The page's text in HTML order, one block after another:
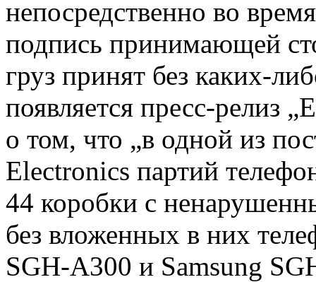
непосредственно во
подпись принимающей
груз принят без каких-
появляется пресс-релиз
о том, что „в одной из
Electronics партий
44 коробки с
без вложенных в них
SGH-A300 и Samsung